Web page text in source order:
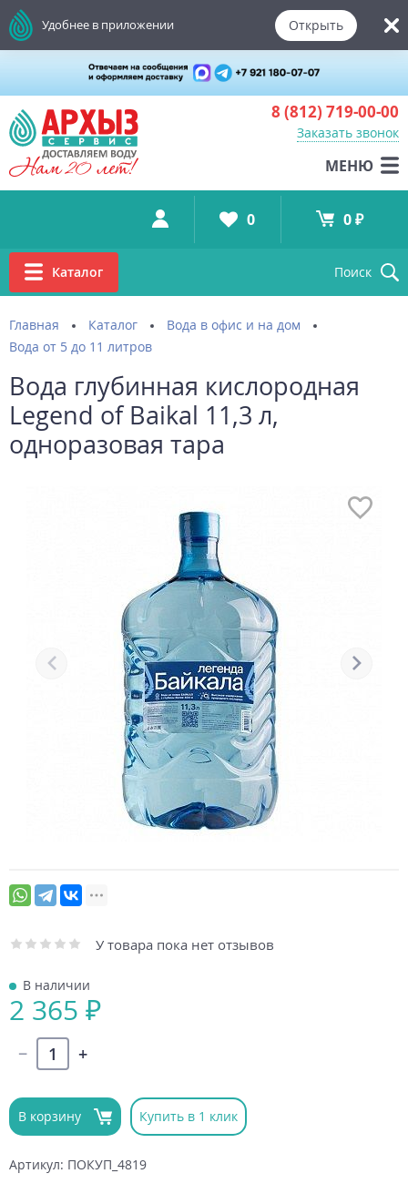
8 (812) 719-00-00
Заказать звонок
МЕНЮ
Удобнее в приложении Открыть
Каталог Поиск
0 0 ₽
Главная Каталог
Вода в офис и на дом
Вода от 5 до 11 литров
Вода глубинная кислородная
Legend of Baikal 11,3 л,
одноразовая тара
У товара пока нет отзывов
В наличии
2 365 ₽
В корзину Купить в 1 клик
Артикул: ПОКУП_4819